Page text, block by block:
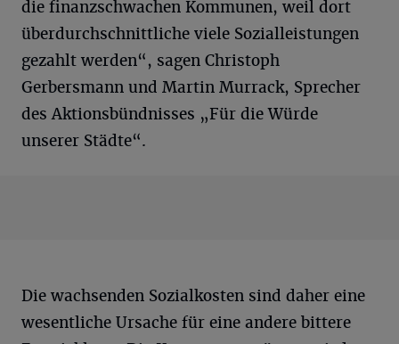
die finanzschwachen Kommunen, weil dort
überdurchschnittliche viele Sozialleistungen
gezahlt werden“, sagen Christoph
Gerbersmann und Martin Murrack, Sprecher
des Aktionsbündnisses „Für die Würde
unserer Städte“.
Die wachsenden Sozialkosten sind daher eine
wesentliche Ursache für eine andere bittere